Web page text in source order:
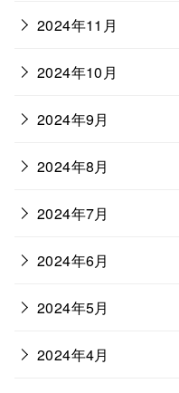
2024年11月
2024年10月
2024年9月
2024年8月
2024年7月
2024年6月
2024年5月
2024年4月